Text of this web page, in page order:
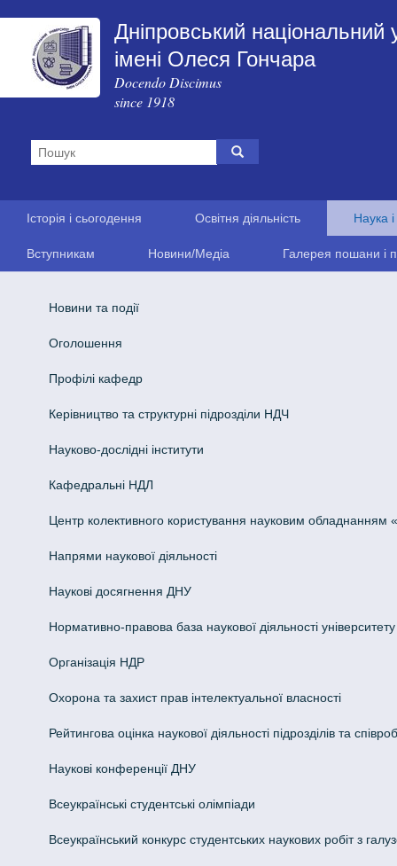
Дніпровський національний
імені Олеся Гончара
Docendo Discimus
since 1918
Історія і сьогодення Освітня діяльність Наука
Вступникам Новини/Медіа Галерея пошани і
Новини та події
Оголошення
Профілі кафедр
Керівництво та структурні підрозділи НДЧ
Науково-дослідні інститути
Кафедральні НДЛ
Центр колективного користування науковим обладнанням
Напрями наукової діяльності
Наукові досягнення ДНУ
Нормативно-правова база наукової діяльності університету
Організація НДР
Охорона та захист прав інтелектуальної власності
Рейтингова оцінка наукової діяльності підрозділів та
Наукові конференції ДНУ
Всеукраїнські студентські олімпіади
Всеукраїнський конкурс студентських наукових робіт з